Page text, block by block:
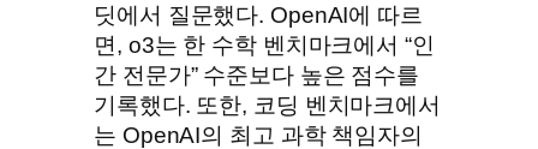
딧에서 질문했다. OpenAI에 따르
면, o3는 한 수학 벤치마크에서 “인
간 전문가” 수준보다 높은 점수를
기록했다. 또한, 코딩 벤치마크에서
는 OpenAI의 최고 과학 책임자의